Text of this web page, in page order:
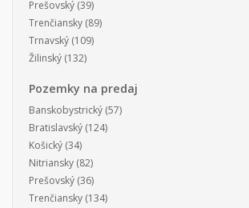
Prešovský (39)
Trenčiansky (89)
Trnavský (109)
Žilinský (132)
Pozemky na predaj
Banskobystrický (57)
Bratislavský (124)
Košický (34)
Nitriansky (82)
Prešovský (36)
Trenčiansky (134)